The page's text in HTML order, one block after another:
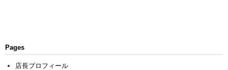
Pages
店長プロフィール